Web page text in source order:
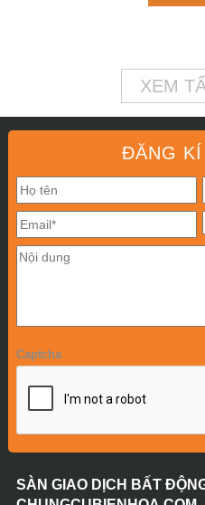
XEM
ĐĂNG
Captcha
SÀN GIAO DỊCH BẤT